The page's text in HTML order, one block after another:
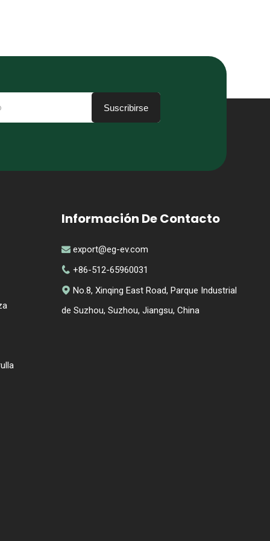
Suscribirse
Información De Contacto
 export@eg-ev.com
 +86-512-65960031
 No.8, Xinqing East Road, Parque Industrial
de Suzhou, Suzhou, Jiangsu, China